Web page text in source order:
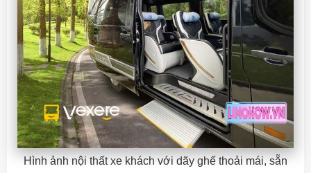
Hình ảnh nội thất xe khách với dãy ghế thoải mái, sẵn